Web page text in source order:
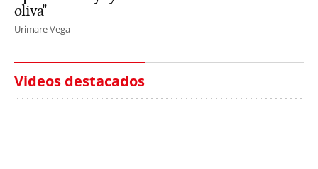
oliva"
Urimare Vega
Videos destacados